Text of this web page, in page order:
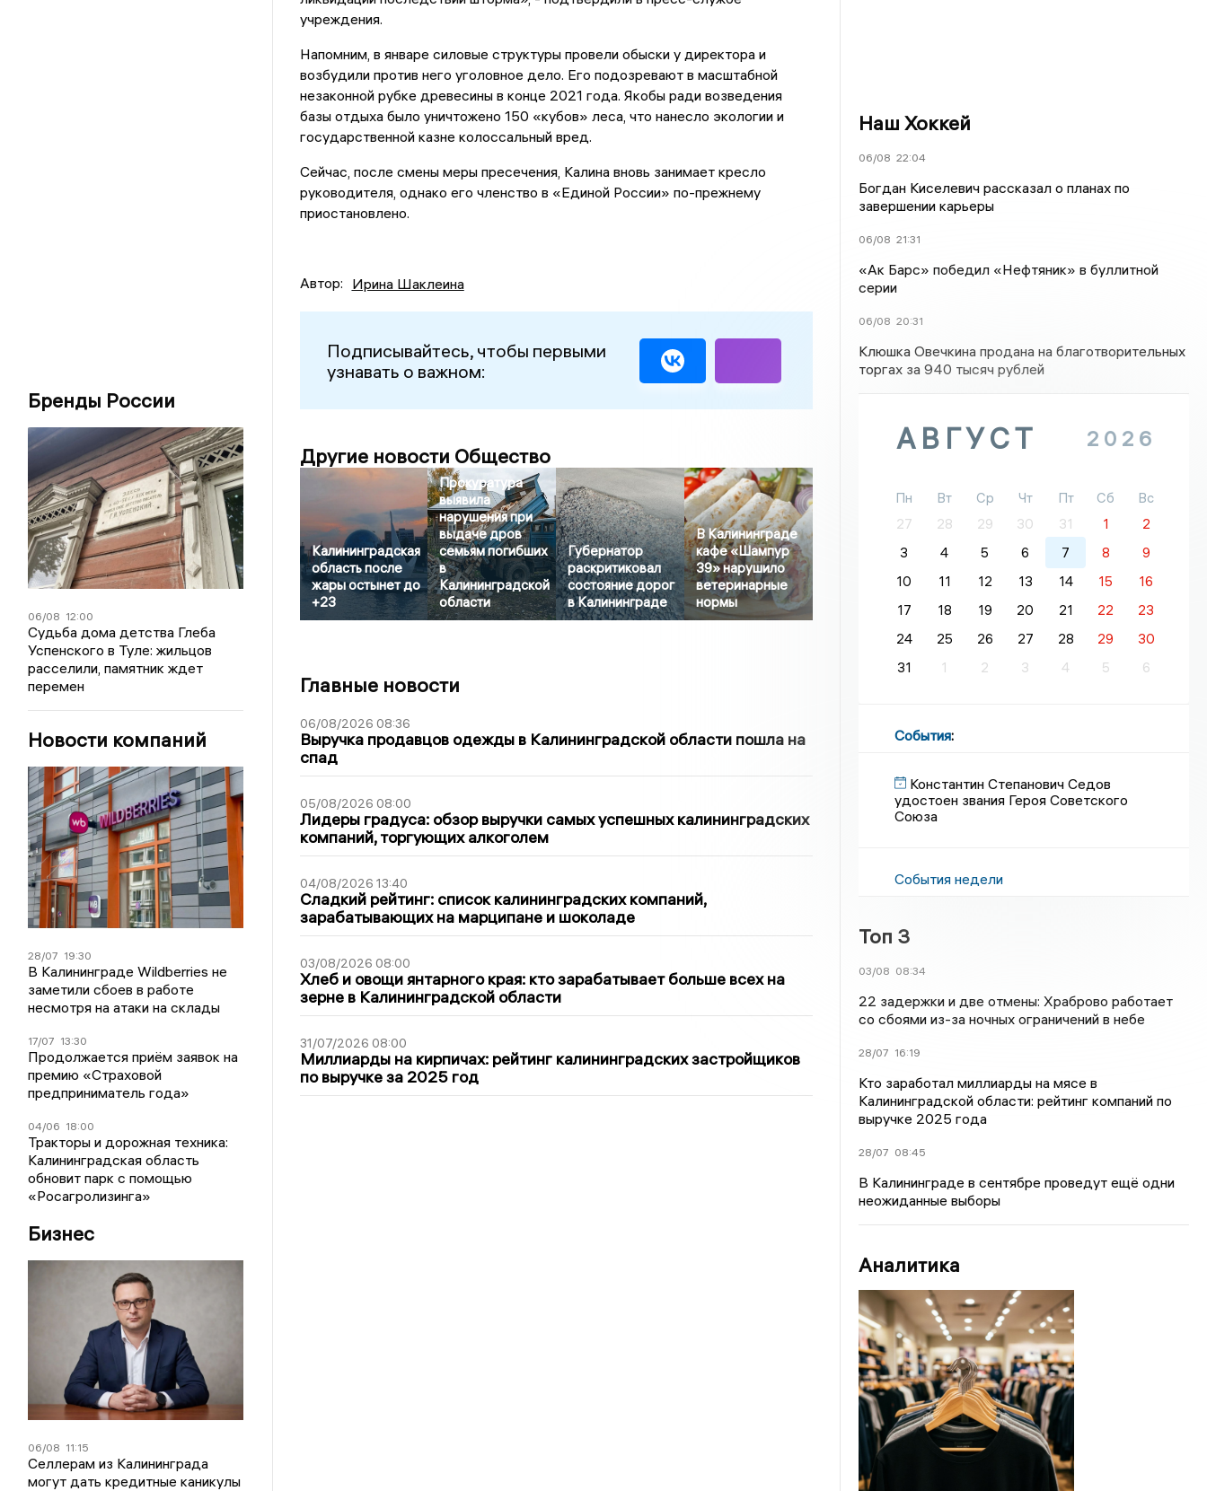
Бренды России
06/08 12:00
Судьба дома детства Глеба
Успенского в Туле: жильцов
расселили, памятник ждет
перемен
Новости компаний
28/07 19:30
В Калининграде Wildberries не
заметили сбоев в работе
несмотря на атаки на склады
17/07 13:30
Продолжается приём заявок на
премию «Страховой
предприниматель года»
04/06 18:00
Тракторы и дорожная техника:
Калининградская область
обновит парк с помощью
«Росагролизинга»
Бизнес
06/08 11:15
Селлерам из Калининграда
могут дать кредитные каникулы
учреждения.
Напомним, в январе силовые структуры провели обыски у директора и
возбудили против него уголовное дело. Его подозревают в масштабной
незаконной рубке древесины в конце 2021 года. Якобы ради возведения
базы отдыха было уничтожено 150 «кубов» леса, что нанесло экологии и
государственной казне колоссальный вред.
Сейчас, после смены меры пресечения, Калина вновь занимает кресло
руководителя, однако его членство в «Единой России» по-прежнему
приостановлено.
Автор: Ирина Шаклеина
Подписывайтесь, чтобы первыми
узнавать о важном:
Другие новости Общество
Калининградская
область после
жары остынет до
+23
Прокуратура
выявила
нарушения при
выдаче дров
семьям погибших
в
Калининградской
области
Губернатор
раскритиковал
состояние дорог
в Калининграде
В Калининграде
кафе «Шампур
39» нарушило
ветеринарные
нормы
Главные новости
06/08/2026 08:36
Выручка продавцов одежды в Калининградской области пошла на
спад
05/08/2026 08:00
Лидеры градуса: обзор выручки самых успешных калининградских
компаний, торгующих алкоголем
04/08/2026 13:40
Сладкий рейтинг: список калининградских компаний,
зарабатывающих на марципане и шоколаде
03/08/2026 08:00
Хлеб и овощи янтарного края: кто зарабатывает больше всех на
зерне в Калининградской области
31/07/2026 08:00
Миллиарды на кирпичах: рейтинг калининградских застройщиков
по выручке за 2025 год
Наш Хоккей
06/08 22:04
Богдан Киселевич рассказал о планах по
завершении карьеры
06/08 21:31
«Ак Барс» победил «Нефтяник» в буллитной
серии
06/08 20:31
Клюшка Овечкина продана на благотворительных
торгах за 940 тысяч рублей
АВГУСТ 2026
Пн Вт Ср Чт Пт Сб
Вс
27
28 29 30 31 1
2
3
4 5 6 7 8
9
10
11 12 13 14 15
16
17
18 19 20 21 22
23
24
25 26 27 28 29
30
31
1 2 3 4 5 6
События:
Константин Степанович Седов
удостоен звания Героя Советского
Союза
События недели
Топ 3
03/08 08:34
22 задержки и две отмены: Храброво работает
со сбоями из-за ночных ограничений в небе
28/07 16:19
Кто заработал миллиарды на мясе в
Калининградской области: рейтинг компаний по
выручке 2025 года
28/07 08:45
В Калининграде в сентябре проведут ещё одни
неожиданные выборы
Аналитика